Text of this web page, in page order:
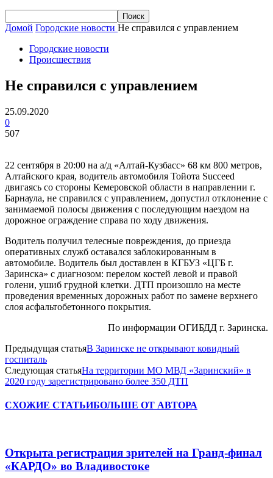
Домой Городские новости Не справился с управлением
Городские новости
Происшествия
Не справился с управлением
25.09.2020
0
507
22 сентября в 20:00 на а/д «Алтай-Кузбасс» 68 км 800 метров,
Алтайского края, водитель автомобиля Тойота Succeed
двигаясь со стороны Кемеровской области в направлении г.
Барнаула, не справился с управлением, допустил отклонение с
занимаемой полосы движения с последующим наездом на
дорожное ограждение справа по ходу движения.
Водитель получил телесные повреждения, до приезда
оперативных служб оставался заблокированным в
автомобиле. Водитель был доставлен в КГБУЗ «ЦГБ г.
Заринска» с диагнозом: перелом костей левой и правой
голени, ушиб грудной клетки. ДТП произошло на месте
проведения временных дорожных работ по замене верхнего
слоя асфальтобетонного покрытия.
По информации ОГИБДД г. Заринска.
Предыдущая статьяВ Заринске не открывают ковидный
госпиталь
Следующая статьяНа территории МО МВД «Заринский» в
2020 году зарегистрировано более 350 ДТП
СХОЖИЕ СТАТЬИБОЛЬШЕ ОТ АВТОРА
Открыта регистрация зрителей на Гранд-финал
«КАРДО» во Владивостоке